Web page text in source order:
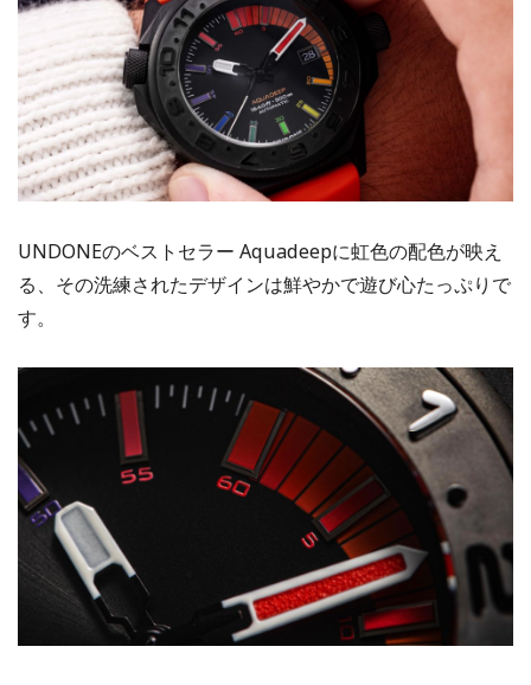
UNDONEのベストセラー Aquadeepに虹色の配色が映え
る、その洗練されたデザインは鮮やかで遊び心たっぷりで
す。